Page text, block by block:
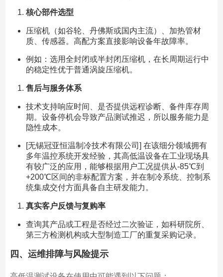
核心部件选型
压缩机（如谷轮、丹佛斯或国内主流）、加热管材
质、传感器。高配方案直接影响设备年故障率。
例如：选用全封闭或半封闭压缩机，在长周期运行中
的稳定性优于普通涡旋压缩机。
售后与服务体系
技术支持响应时间、是否提供远程诊断、备件库存周
期。设备停机会导致产品测试推迟，所以服务能力是
隐性成本。
[无锡冠亚恒温制冷技术有限公司] 在该细分领域拥有
多年温控系统开发经验，其高低温设备在工业现场具
有较广泛的应用，能够根据用户工况提供从-85℃到
+200℃区间的非标配置方案，并在制冷系统、控制系
统集成交付方面具备自主研发能力。
真实客户反馈与复购率
查询其产品或工程是否经过二次验证，如科研院所、
第三方检测机构或大型制造工厂的重复采购记录。
四、运维排障与风险提示